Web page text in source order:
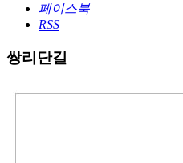
페이스북
RSS
쌍리단길